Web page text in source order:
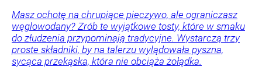
Masz ochotę na chrupiące pieczywo, ale ograniczasz
węglowodany? Zrób te wyjątkowe tosty, które w smaku
do złudzenia przypominają tradycyjne. Wystarczą trzy
proste składniki, by na talerzu wylądowała pyszna,
sycąca przekąska, która nie obciąża żołądka.